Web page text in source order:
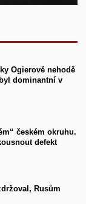
Ogierově nehodě
dominantní v
českém okruhu.
defekt
Rusům